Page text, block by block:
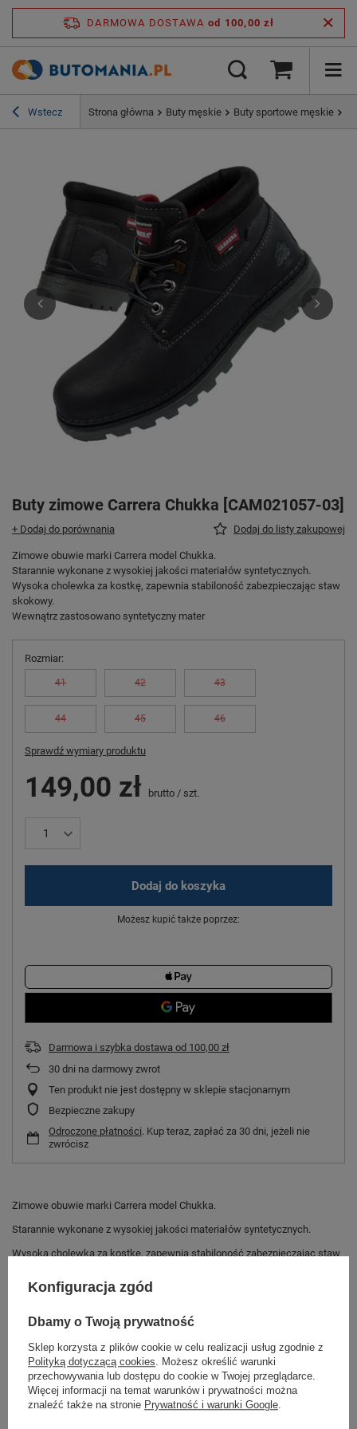
DARMOWA DOSTAWA od 100,00 zł
Wstecz Strona główna Buty męskie Buty sportowe męskie
Buty zimowe Carrera Chukka [CAM021057-03]
+ Dodaj do porównania Dodaj do listy zakupowej
Zimowe obuwie marki Carrera model Chukka.
Starannie wykonane z wysokiej jakości materiałów syntetycznych.
Wysoka cholewka za kostkę, zapewnia stabiloność zabezpieczając staw
skokowy.
Wewnątrz zastosowano syntetyczny mater
Rozmiar
41 42 43
44 45 46
Sprawdź wymiary produktu
149,00 zł brutto / szt.
Dodaj do koszyka
Możesz kupić także poprzez:
Darmowa i szybka dostawa od 100,00 zł
30 dni na darmowy zwrot
Ten produkt nie jest dostępny w sklepie stacjonarnym
Bezpieczne zakupy
Odroczone płatności. Kup teraz, zapłać za 30 dni, jeżeli nie
zwrócisz
Zimowe obuwie marki Carrera model Chukka.
Starannie wykonane z wysokiej jakości materiałów syntetycznych.
Wysoka cholewka za kostkę, zapewnia stabiloność zabezpieczając staw
Wewnątrz zastosowano syntetyczny materiał, który ma świetne
Specjalna budowa gumowej podeszwy jest gwarancją doskonałej
Model klasyczny, wygodny, idealny na jesienny i zimowy okres.
Konfiguracja zgód
Dbamy o Twoją prywatność
Sklep korzysta z plików cookie w celu realizacji usług zgodnie z
Polityką dotyczącą cookies . Możesz określić warunki
przechowywania lub dostępu do cookie w Twojej przeglądarce.
Więcej informacji na temat warunków i prywatności można
znaleźć także na stronie Prywatność i warunki Google